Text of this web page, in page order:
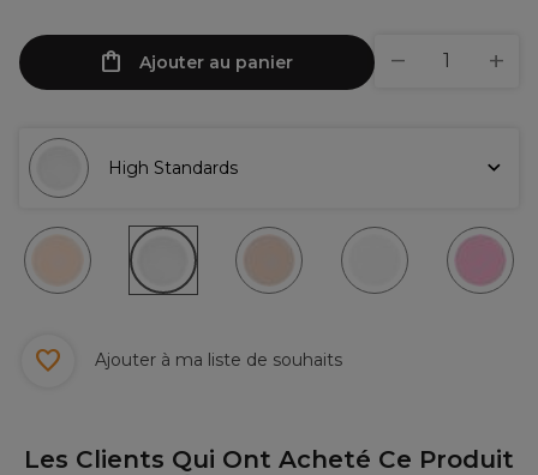
Ajouter au panier
High Standards
Ajouter à ma liste de souhaits
Les Clients Qui Ont Acheté Ce Produit